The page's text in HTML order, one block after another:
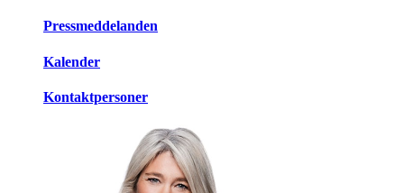
Pressmeddelanden
Kalender
Kontaktpersoner